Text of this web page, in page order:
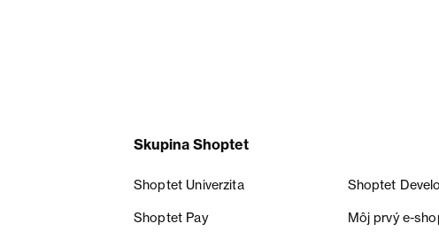
Skupina Shoptet
Shoptet Univerzita Shoptet
Shoptet Pay Môj prvý e-